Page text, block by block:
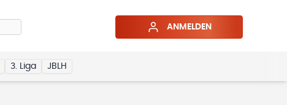
ANMELDEN
3. Liga JBLH